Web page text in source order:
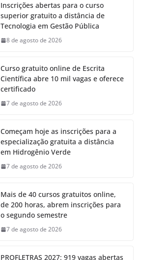
Inscrições abertas para o curso
superior gratuito a distância de
Tecnologia em Gestão Pública
8 de agosto de 2026
Curso gratuito online de Escrita
Científica abre 10 mil vagas e oferece
certificado
7 de agosto de 2026
Começam hoje as inscrições para a
especialização gratuita a distância
em Hidrogênio Verde
7 de agosto de 2026
Mais de 40 cursos gratuitos online,
de 200 horas, abrem inscrições para
o segundo semestre
7 de agosto de 2026
PROFLETRAS 2027: 919 vagas abertas